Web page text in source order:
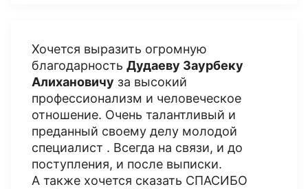
Хочется выразить огромную
благодарность Дудаеву Заурбеку
Алихановичу за высокий
профессионализм и человеческое
отношение. Очень талантливый и
преданный своему делу молодой
специалист . Всегда на связи, и до
поступления, и после выписки.
А также хочется сказать СПАСИБО